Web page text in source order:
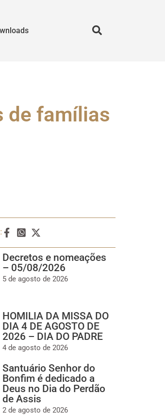
de famílias
Decretos e nomeações
– 05/08/2026
5 de agosto de 2026
HOMILIA DA MISSA DO
DIA 4 DE AGOSTO DE
2026 – DIA DO PADRE
4 de agosto de 2026
Santuário Senhor do
Bonfim é dedicado a
Deus no Dia do Perdão
de Assis
2 de agosto de 2026